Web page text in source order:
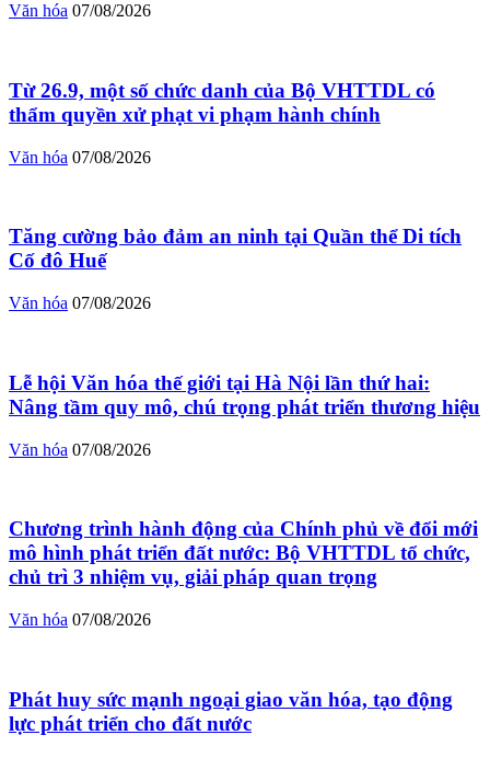
Văn hóa 07/08/2026
Từ 26.9, một số chức danh của Bộ VHTTDL có
thẩm quyền xử phạt vi phạm hành chính
Văn hóa 07/08/2026
Tăng cường bảo đảm an ninh tại Quần thể Di tích
Cố đô Huế
Văn hóa 07/08/2026
Lễ hội Văn hóa thế giới tại Hà Nội lần thứ hai:
Nâng tầm quy mô, chú trọng phát triển thương hiệu
Văn hóa 07/08/2026
Chương trình hành động của Chính phủ về đổi mới
mô hình phát triển đất nước: Bộ VHTTDL tổ chức,
chủ trì 3 nhiệm vụ, giải pháp quan trọng
Văn hóa 07/08/2026
Phát huy sức mạnh ngoại giao văn hóa, tạo động
lực phát triển cho đất nước